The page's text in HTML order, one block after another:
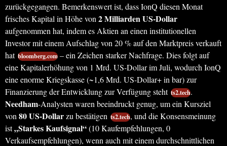
zurückgegangen. Bemerkenswert ist, dass IonQ diesen Monat
frisches Kapital in Höhe von 2 Milliarden US-Dollar
aufgenommen hat, indem es Aktien an einen institutionellen
Investor mit einem Aufschlag von 20 % auf den Marktpreis verkauft
hat bloomberg.com – ein Zeichen starker Nachfrage. Dies folgt auf
eine Kapitalerhöhung von 1 Mrd. US-Dollar im Juli, wodurch IonQ
eine enorme Kriegskasse (~1,6 Mrd. US-Dollar+ in bar) zur
Finanzierung der Entwicklung zur Verfügung steht ts2.tech.
Needham-Analysten waren beeindruckt genug, um ein Kursziel
von 80 US-Dollarzu bestätigen ts2.tech, und die Konsensmeinung
ist„Starkes Kaufsignal“(10 Kaufempfehlungen, 0
Verkaufsempfehlungen), wenn auch mit einem durchschnittlichen